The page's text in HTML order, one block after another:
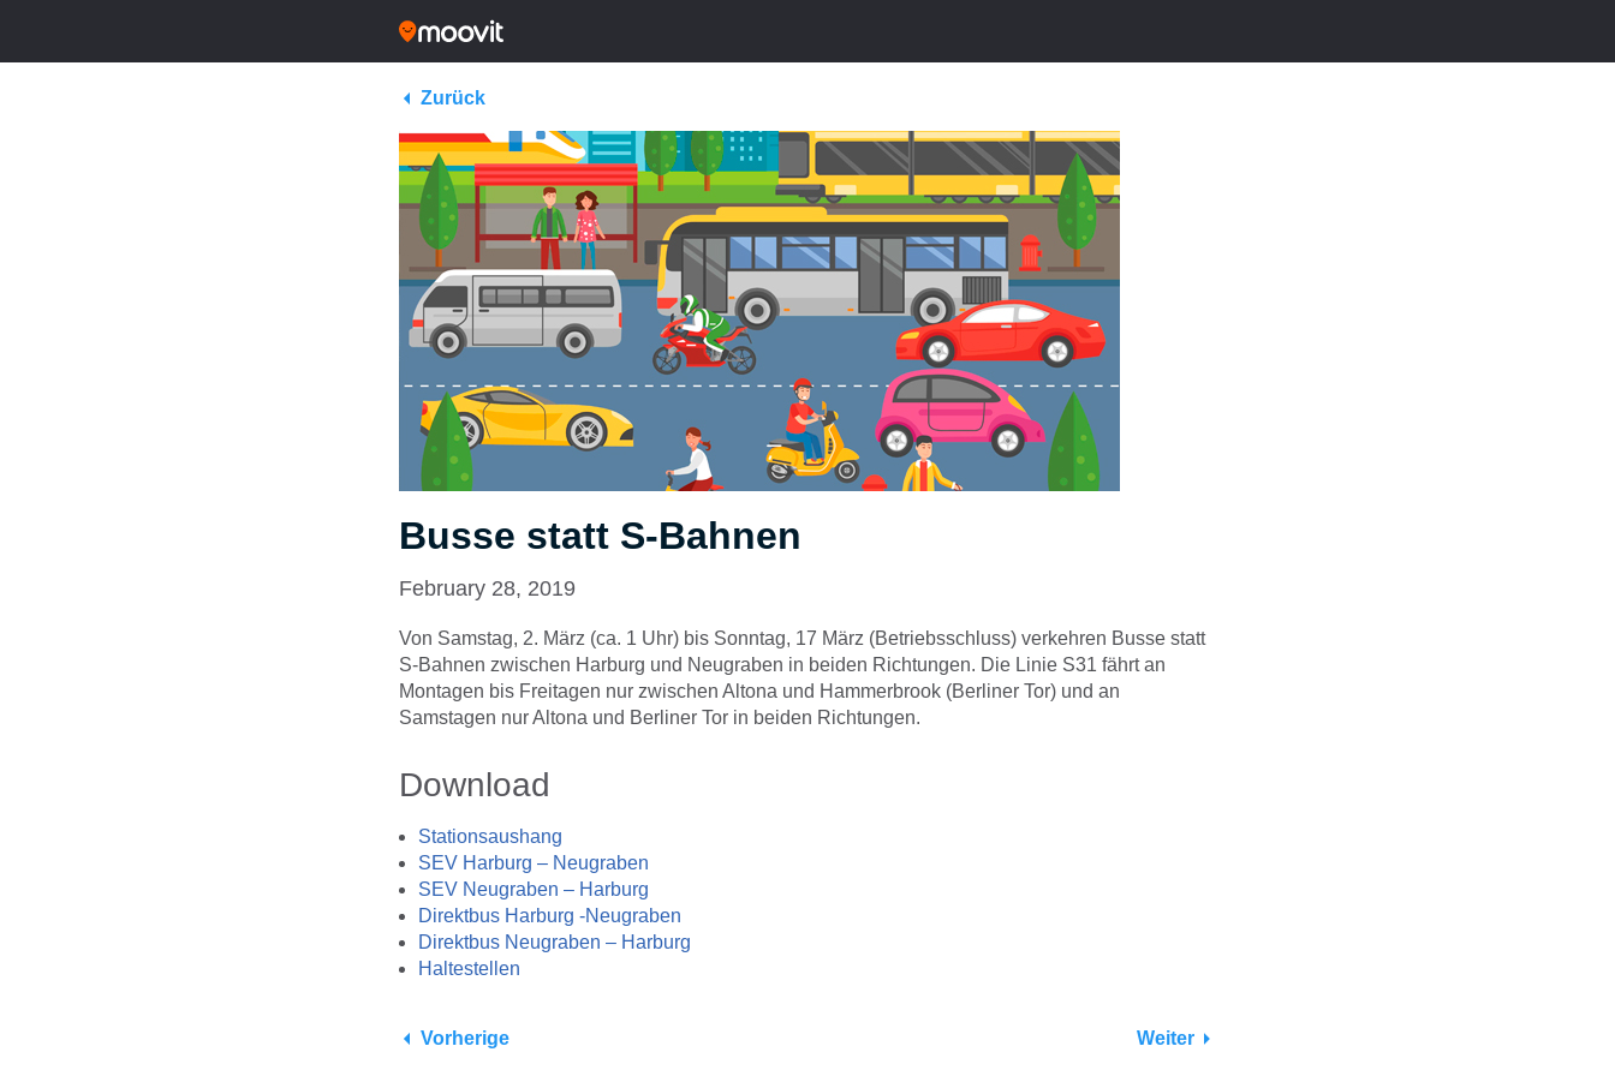
Zurück
Busse statt S-Bahnen
February 28, 2019
Von Samstag, 2. März (ca. 1 Uhr) bis Sonntag, 17 März (Betriebsschluss) verkehren Busse statt
S-Bahnen zwischen Harburg und Neugraben in beiden Richtungen. Die Linie S31 fährt an
Montagen bis Freitagen nur zwischen Altona und Hammerbrook (Berliner Tor) und an
Samstagen nur Altona und Berliner Tor in beiden Richtungen.
Download
Stationsaushang
SEV Harburg – Neugraben
SEV Neugraben – Harburg
Direktbus Harburg -Neugraben
Direktbus Neugraben – Harburg
Haltestellen
Vorherige Weiter